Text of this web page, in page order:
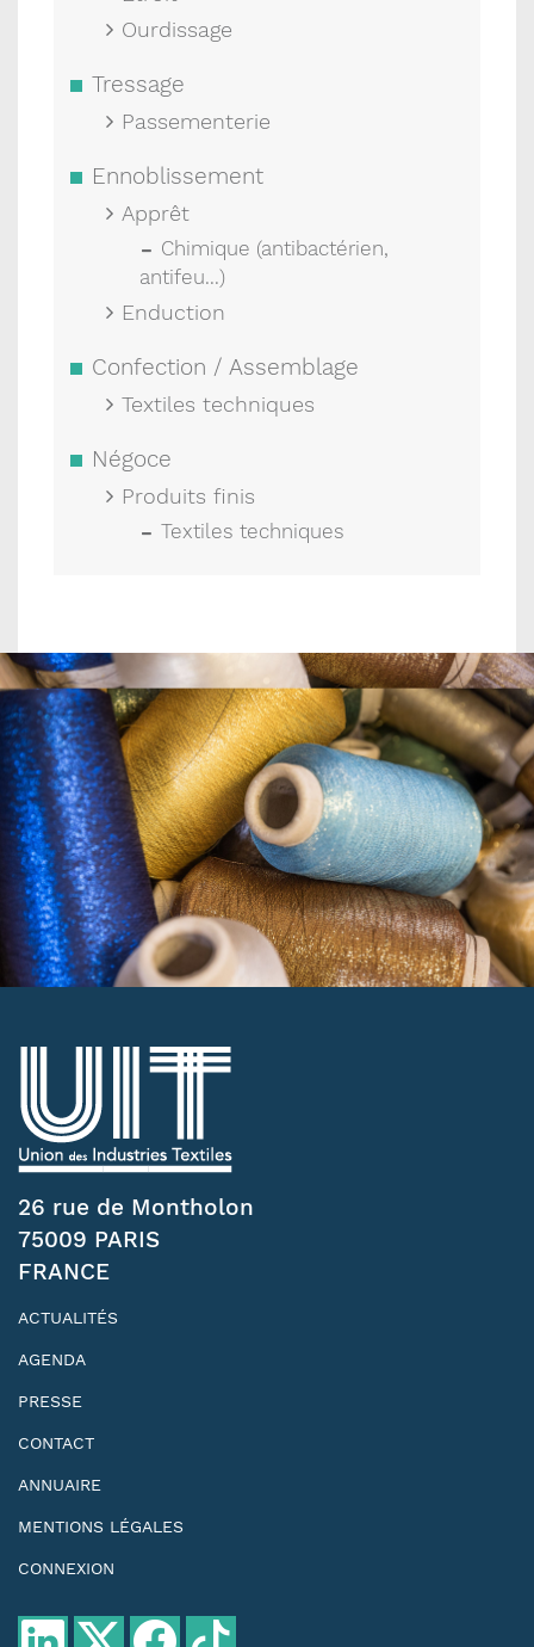
Ourdissage
Tressage
Passementerie
Ennoblissement
Apprêt
Chimique (antibactérien,
antifeu...)
Enduction
Confection / Assemblage
Textiles techniques
Négoce
Produits finis
Textiles techniques
26 rue de Montholon
75009 PARIS
FRANCE
ACTUALITÉS
AGENDA
PRESSE
CONTACT
ANNUAIRE
MENTIONS LÉGALES
CONNEXION